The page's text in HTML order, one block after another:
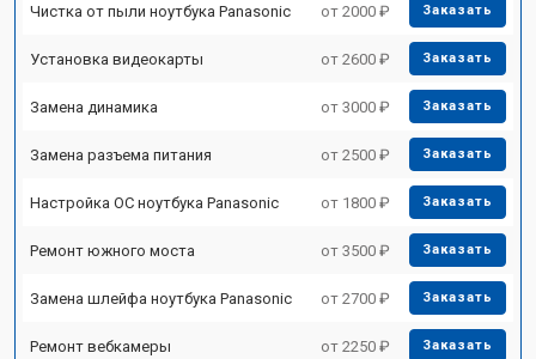
Чистка от пыли ноутбука Panasonic от 2000 ₽ Заказать
Установка видеокарты от 2600 ₽ Заказать
Замена динамика от 3000 ₽ Заказать
Замена разъема питания от 2500 ₽ Заказать
Настройка ОС ноутбука Panasonic от 1800 ₽ Заказать
Ремонт южного моста от 3500 ₽ Заказать
Замена шлейфа ноутбука Panasonic от 2700 ₽ Заказать
Ремонт вебкамеры от 2250 ₽ Заказать